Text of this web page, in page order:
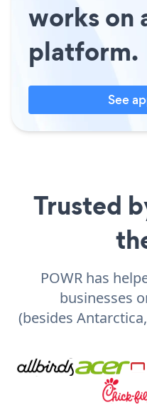
works on
platform.
See
Trusted
POWR has
businesses
(besides